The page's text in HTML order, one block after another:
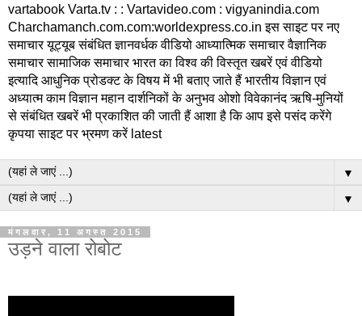
vartabook Varta.tv : : Vartavideo.com : vigyanindia.com
Charchamanch.com.com:worldexpress.co.in इस साइट पर नए
समाचार यूट्यूब संबंधित ज्ञानवर्धक वीडियो आध्यात्मिक समाचार वैज्ञानिक
समाचार सामाजिक समाचार भारत का विश्व की विस्तृत खबरें एवं वीडियो
इत्यादि आधुनिक प्रोडक्ट के विषय में भी बताए जाते हैं भारतीय विज्ञान एवं
अध्यात्म काम विज्ञान महान दार्शनिकों के अनुभव ओशो विवेकानंद ऋषि-मुनियों
से संबंधित खबरें भी प्रकाशित की जाती हैं आशा है कि आप इसे पसंद करेंगे
कृपया साइट पर भ्रमण करें latest
▼
▼
मंगलवार, 11 अगस्त 2015
उड़ने वाला रोबोट